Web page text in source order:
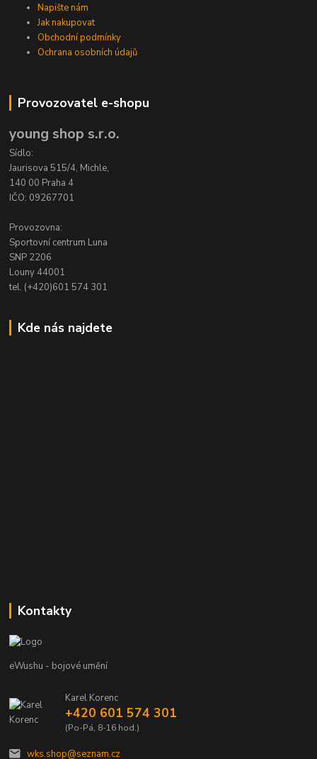
Napište nám
Jak nakupovat
Obchodní podmínky
Ochrana osobních údajů
Provozovatel e-shopu
young shop s.r.o.
Sídlo:
Jaurisova 515/4, Michle,
140 00 Praha 4
IČO: 09267701
Provozovna:
Sportovní centrum Luna
SNP 2206
Louny 44001
tel. (+420)601 574 301
Kde nás najdete
Kontakty
eWushu - bojové umění
Karel Korenc
+420 601 574 301
(Po-Pá, 8-16 hod.)
wks.shop@seznam.cz